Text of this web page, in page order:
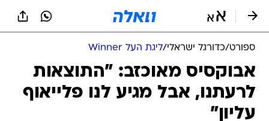
ספורט/כדורגל ישראלי/ליגת העל Winner
אבוקסיס מאוכזב: "התוצאות
לרעתנו, אבל מגיע לנו פלייאוף
עליון"